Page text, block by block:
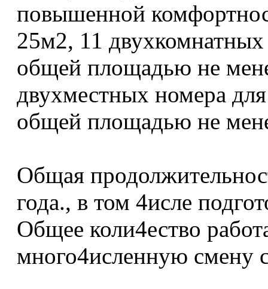
повышенной
25м2, 11
общей площадью не
двухместных номера
общей площадью не
Общая
года., в том 4исле
Общее коли4ество
много4исленную смену